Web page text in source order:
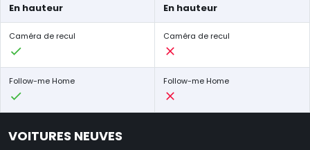
En hauteur En hauteur
Caméra de recul Caméra de recul
Follow-me Home Follow-me Home
VOITURES NEUVES